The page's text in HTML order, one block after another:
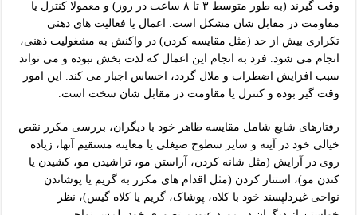
وقت گیرند (به طور متوسط ۳ تا ۸ ساعت در روز) و معمولا کنترل یا
مقاومت در مقابل شان مشکل است. اعمال یا فعالیت های ذهنی
تکراری بیش از حد (مثل مقایسه کردن) در واکنش به مشغولیت ذهنی،
انجام می شود. فرد به انجام این اعمال که لذت بخش نبوده و می تواند
سبب افزایش اضطراب و ملال گردد، احساس اجبار می کند. این امور
وقت گیر بوده و کنترل یا مقاومت در مقابل شان سخت است.
رفتارهای شایع شامل مقایسه ظاهر خود با دیگران، بررسی مکرر نقص
خیالی خود در آینه و سایر سطوح صیغلی یا معاینه مستقیم آنها، زیاده
روی در آرایش (مثل شانه کردن، آراستن مو، تراشیدن مو، کشیدن یا
کندن مو)، استتار کردن (مثل اقدام های مکرر به گریم یا پوشاندن
نواحی غیردلپسند خود با کلاه، پوشاک، گریم یا کلاه گیس)، نظر